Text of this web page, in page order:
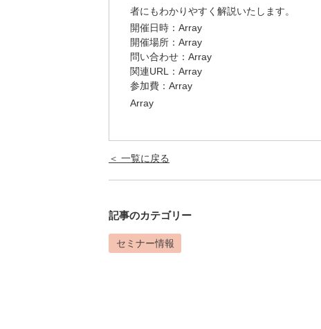
者にもわかりやすく解説いたします。
開催日時：Array
開催場所：Array
問い合わせ：Array
関連URL： Array
参加費：Array
Array
＜ 一覧に戻る
記事のカテゴリー
セミナー情報